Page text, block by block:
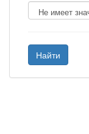
Найти